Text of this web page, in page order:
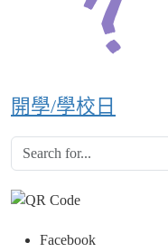
開學/學校日
Facebook